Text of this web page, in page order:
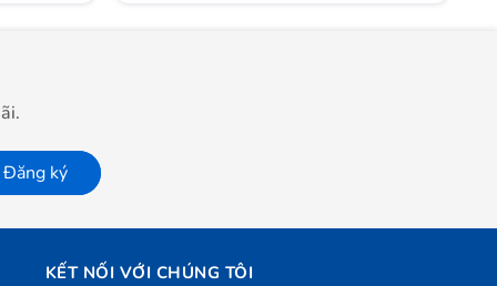
Đăng ký
KẾT NỐI VỚI CHÚNG TÔI